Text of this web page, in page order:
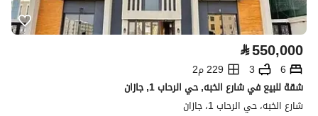
⃁550,000
6
3
229 م2
شقة للبيع في شارع الخبه, حي الرحاب 1, جازان
شارع الخبه، حي الرحاب 1، جازان